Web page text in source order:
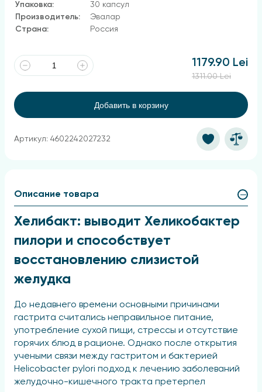
Упаковка:
30 капсул
Производитель:
Эвалар
Страна:
Россия
1179.90 Lei
1311.00 Lei
Добавить в корзину
Артикул: 4602242027232
Описание товара
Хелибакт: выводит Хеликобактер
пилори и способствует
восстановлению слизистой
желудка
До недавнего времени основными причинами
гастрита считались неправильное питание,
употребление сухой пищи, стрессы и отсутствие
горячих блюд в рационе. Однако после открытия
учеными связи между гастритом и бактерией
Helicobacter pylori подход к лечению заболеваний
желудочно-кишечного тракта претерпел